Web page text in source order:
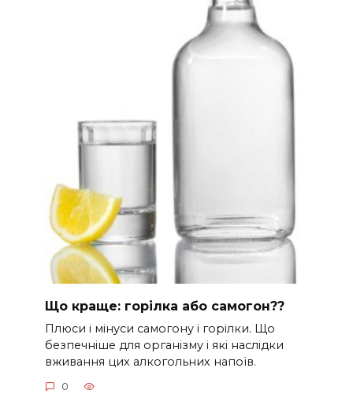
Що краще: горілка або самогон??
Плюси і мінуси самогону і горілки. Що
безпечніше для організму і які наслідки
вживання цих алкогольних напоїв.
0